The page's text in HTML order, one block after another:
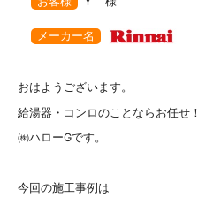
メーカー名
おはようございます。
給湯器・コンロのことならお任せ！
㈱ハローGです。
今回の施工事例は